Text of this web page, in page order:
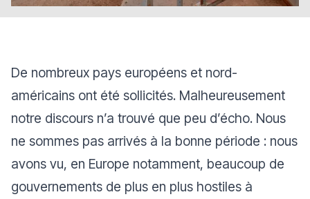
De nombreux pays européens et nord-
américains ont été sollicités. Malheureusement
notre discours n’a trouvé que peu d’écho. Nous
ne sommes pas arrivés à la bonne période : nous
avons vu, en Europe notamment, beaucoup de
gouvernements de plus en plus hostiles à